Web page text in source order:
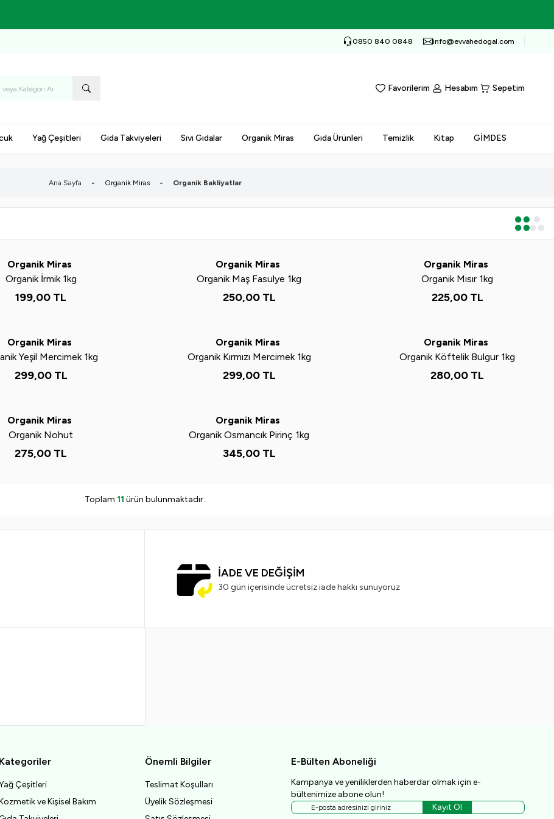
0850 840 0848 info@evvahedogal.com
Favorilerim Hesabım Sepetim
Yağ Çeşitleri Gıda Takviyeleri Sıvı Gıdalar Organik Miras Gıda Ürünleri Temizlik Kitap GİMDES
Ana Sayfa - Organik Miras - Organik Bakliyatlar
Organik Miras
Organik İrmik 1kg
199,00 TL
Organik Miras
Organik Maş Fasulye 1kg
250,00TL
Organik Miras
Organik Mısır 1kg
225,00TL
Organik Miras
Yeşil Mercimek 1kg
299,00TL
Organik Miras
Organik Kırmızı Mercimek 1kg
299,00TL
Organik Miras
Organik Köftelik Bulgur 1kg
280,00 TL
Organik Miras
Organik Nohut
275,00 TL
Organik Miras
Organik Osmancık Pirinç 1kg
345,00TL
Toplam 11 ürün bulunmaktadır.
İADE VE DEĞİŞİM
30 gün içerisinde ücretsiz iade hakkı sunuyoruz
Kategoriler
Çeşitleri
ve Kişisel Bakım
Önemli Bilgiler
Teslimat Koşulları
Üyelik Sözleşmesi
E-Bülten Aboneliği
Kampanya ve yeniliklerden haberdar olmak için e-
bültenimize abone olun!
Kayıt Ol